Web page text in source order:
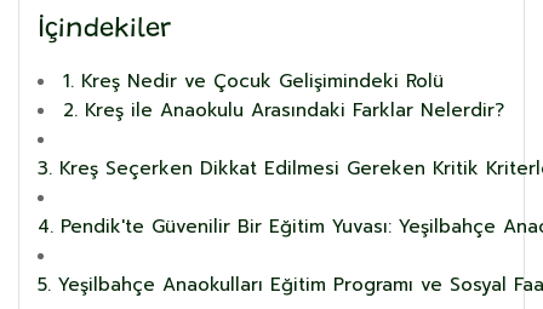
İçindekiler
1. Kreş Nedir ve Çocuk Gelişimindeki Rolü
2. Kreş ile Anaokulu Arasındaki Farklar Nelerdir?
3. Kreş Seçerken Dikkat Edilmesi Gereken Kritik
4. Pendik'te Güvenilir Bir Eğitim Yuvası: Yeşilbahçe
5. Yeşilbahçe Anaokulları Eğitim Programı ve Sosyal